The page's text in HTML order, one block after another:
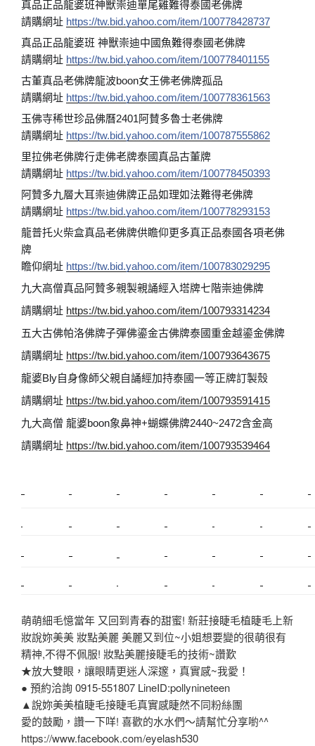
真品正品龍婆班神獸崇迪單尾雞難得泰國老佛牌
請購網址 https://tw.bid.yahoo.com/item/100778428737
真品正品龍婆班 神獸崇迪中國魚難得泰國老佛牌
請購網址 https://tw.bid.yahoo.com/item/100778401155
古董真品老佛牌龍波boon女王佛老佛牌孤品
請購網址 https://tw.bid.yahoo.com/item/100778361563
玉佛寺稀世珍品佛曆2401阿賛多魯士老佛牌
請購網址 https://tw.bid.yahoo.com/item/100787555862
里拉佛老佛牌行走佛老牌泰國真品古董牌
請購網址 https://tw.bid.yahoo.com/item/100778450393
阿贊多九層大耳崇迪佛牌正品如理如法難得老佛牌
請購網址 https://tw.bid.yahoo.com/item/100778293153
龍普托火柴盒真品老佛牌供瞻仰更多真正品泰國各項老佛
牌
瞻仰網址 https://tw.bid.yahoo.com/item/100783029295
九大高僧真品阿贊多親製親誦經入塔牌七階崇迪佛牌
請購網址 https://tw.bid.yahoo.com/item/100793314234
五大古佛帕洛佛牌子彈佛鎏金古佛牌泰國重金越鎏金佛牌
請購網址 https://tw.bid.yahoo.com/item/100793643675
龍婆Bly自身像師父親自誦經加持泰國一等正牌訂製殼
請購網址 https://tw.bid.yahoo.com/item/100793591415
九大高僧 龍婆boon象鼻神+蝴蝶佛牌2440~2472含金高
請購網址 https://tw.bid.yahoo.com/item/100793539464
萌萌細毛憶當年 又回到青春的甜蜜! 新莊接睫毛植睫毛上新
妝說妳美美 妝點美麗 美麗又到位~小姐想要變的很萌很有
精神,不得不佩服! 妝點美麗接睫毛的技術~讚歎
★放大雙眼，讓眼睛更迷人深邃，真實感~我愛！
● 預約洽詢 0915-551807 LineID:pollynineteen
▲說妳美美植睫毛接睫毛真實感睫然不同粉絲團
愛的鼓勵，讚一下咩! 喜歡的水水們～請幫忙分享喲^^
https://www.facebook.com/eyelash530